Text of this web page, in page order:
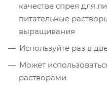
качестве спрея для
питательные
выращивания
Используйте раз в
Может
растворами